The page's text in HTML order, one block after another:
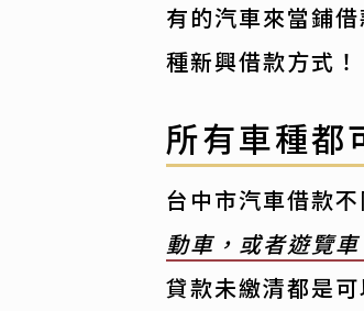
有的汽車來當鋪
種新興借款方式！
所有車種都
台中市汽車借款
動車，或者遊覽
貸款未繳清都是